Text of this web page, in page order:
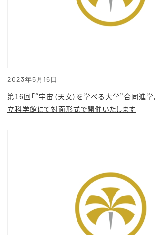
2023年5月16日
第16回「“宇宙（天文）を学べる大学”合同進
立科学館にて対面形式で開催いたします